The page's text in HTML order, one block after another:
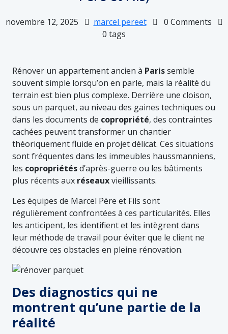
novembre 12, 2025 marcel pereet
0 Comments
0 tags
Rénover un appartement ancien à Parissemble
souvent simple lorsqu’on en parle, mais la réalité du
terrain est bien plus complexe. Derrière une cloison,
sous un parquet, au niveau des gaines techniques ou
dans les documents de copropriété, des contraintes
cachées peuvent transformer un chantier
théoriquement fluide en projet délicat. Ces situations
sont fréquentes dans les immeubles haussmanniens,
les copropriétésd’après-guerre ou les bâtiments
plus récents aux réseauxvieillissants.
Les équipes de Marcel Père et Fils sont
régulièrement confrontées à ces particularités. Elles
les anticipent, les identifient et les intègrent dans
leur méthode de travail pour éviter que le client ne
découvre ces obstacles en pleine rénovation.
Des diagnostics qui ne
montrent qu’une partie de la
réalité